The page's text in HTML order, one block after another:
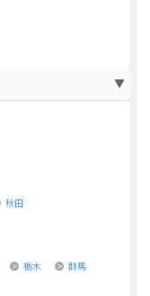
秋田
栃木 群馬